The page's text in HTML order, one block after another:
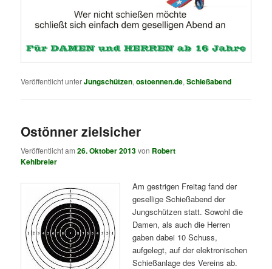
Veröffentlicht unterJungschützen,ostoennen.de,Schießabend
Ostönner zielsicher
Veröffentlicht am26. Oktober 2013von Robert
Kehlbreier
Am gestrigen Freitag fand der
gesellige Schießabend der
Jungschützen statt. Sowohl die
Damen, als auch die Herren
gaben dabei 10 Schuss,
aufgelegt, auf der elektronischen
Schießanlage des Vereins ab.